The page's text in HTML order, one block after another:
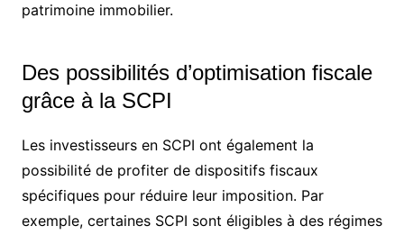
patrimoine immobilier.
Des possibilités d’optimisation fiscale
grâce à la SCPI
Les investisseurs en SCPI ont également la
possibilité de profiter de dispositifs fiscaux
spécifiques pour réduire leur imposition. Par
exemple, certaines SCPI sont éligibles à des régimes